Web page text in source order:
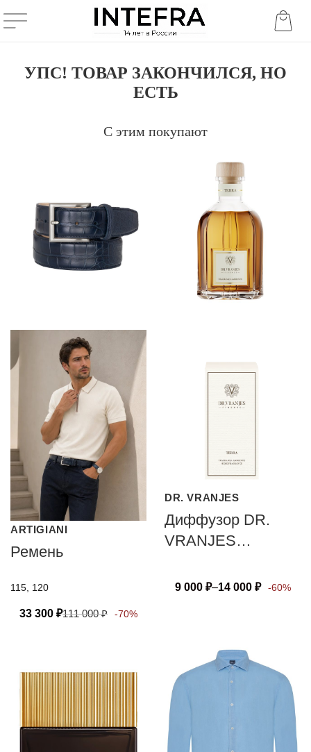
УПС! ТОВАР ЗАКОНЧИЛСЯ, НО
ЕСТЬ
С этим покупают
ARTIGIANI
Ремень
115, 120
33 300 ₽111 000₽ -70%
DR. VRANJES
Диффузор DR.
VRANJES
9 000 ₽–14 000 ₽ -60%